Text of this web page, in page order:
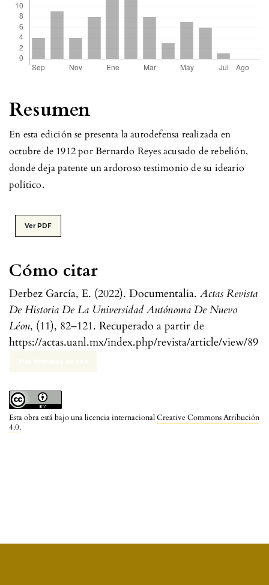
Cómo citar
Derbez García, E. (2022). Documentalia. Actas Revista
De Historia De La Universidad Autónoma De Nuevo
Léon, (11), 82–121. Recuperado a partir de
https://actas.uanl.mx/index.php/revista/article/view/89
Esta obra está bajo una licencia internacionalCreative Commons Atribución
4.0.
Resumen
En esta edición se presenta la autodefensa realizada en
octubre de 1912 por Bernardo Reyes acusado de rebelión,
donde deja patente un ardoroso testimonio de su ideario
político.
Ver PDF